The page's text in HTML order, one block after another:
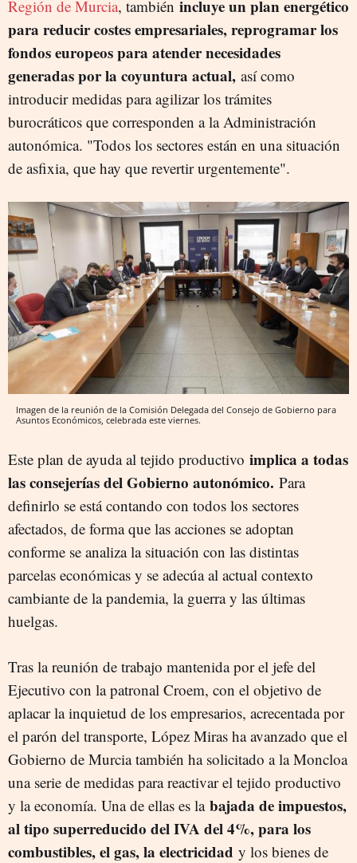
Región de Murcia, también incluye un plan energético
para reducir costes empresariales, reprogramar los
fondos europeospara atender necesidades
generadas por la coyuntura actual, así como
introducir medidas para agilizar los trámites
burocráticos que corresponden a la Administración
autonómica. "Todos los sectores están en una situación
de asfixia, que hay que revertir urgentemente".
Imagen de la reunión de la Comisión Delegada del Consejo de Gobierno para
Asuntos Económicos, celebrada este viernes.
Este plan de ayuda al tejido productivo implica a todas
las consejerías del Gobierno autonómico. Para
definirlo se está contando con todos los sectores
afectados, de forma que las acciones se adoptan
conforme se analiza la situación con las distintas
parcelas económicas y se adecúa al actual contexto
cambiante de la pandemia, la guerra y las últimas
huelgas.
Tras la reunión de trabajo mantenida por el jefe del
Ejecutivo con la patronal Croem, con el objetivo de
aplacar la inquietud de los empresarios, acrecentada por
el parón del transporte, López Miras ha avanzado que el
Gobierno de Murcia también ha solicitado a la Moncloa
una serie de medidas para reactivar el tejido productivo
y la economía. Una de ellas es labajada de impuestos,
al tipo superreducido del IVA del4%, para los
combustibles, el gas,la electricidad y los bienes de